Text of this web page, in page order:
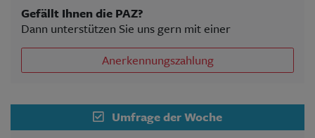
Gefällt Ihnen die PAZ?
Dann unterstützen Sie uns gern mit einer
Anerkennungszahlung
Umfrage der Woche